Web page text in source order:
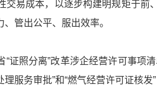
交易成本，以逐步构建明规矩于
管出公平、服出效率。
“证照分离”改革涉企经营许可事项
服务审批”和“燃气经营许可证核发”